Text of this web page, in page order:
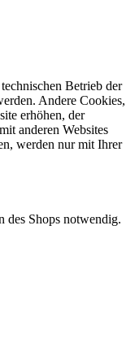
Betrieb der
Andere Cookies,
erhöhen, der
anderen Websites
werden nur mit Ihrer
des Shops notwendig.